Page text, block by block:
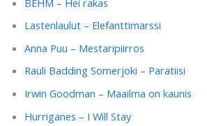
Lastenlaulut – Elefanttimarssi
Anna Puu – Mestaripiirros
Rauli Badding Somerjoki – Paratiisi
Irwin Goodman – Maailma on kaunis
Hurriganes – I Will Stay